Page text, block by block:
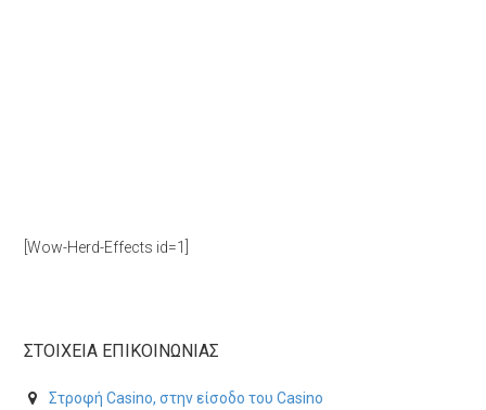
[Wow-Herd-Effects id=1]
ΣΤΟΙΧΕΙΑ ΕΠΙΚΟΙΝΩΝΙΑΣ
Στροφή Casino, στην είσοδο του Casino